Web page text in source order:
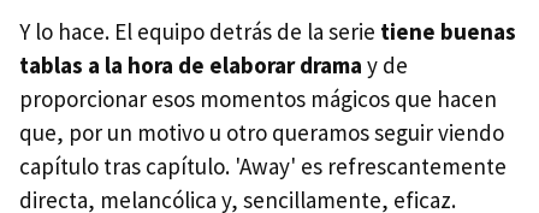
Y lo hace. El equipo detrás de la serie tiene buenas
tablas a la hora de elaborar drama y de
proporcionar esos momentos mágicos que hacen
que, por un motivo u otro queramos seguir viendo
capítulo tras capítulo. 'Away' es refrescantemente
directa, melancólica y, sencillamente, eficaz.